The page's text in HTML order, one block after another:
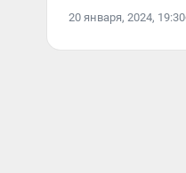
20 января, 2024, 19:30